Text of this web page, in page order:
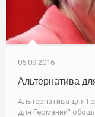
05.09.2016
Альтернатива
Альтернатива для
для Германии"